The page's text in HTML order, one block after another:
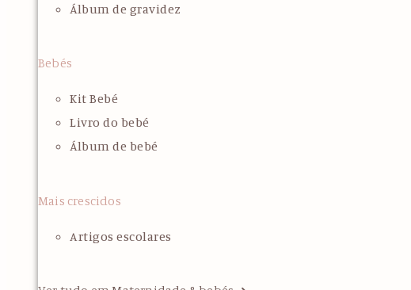
Álbum de gravidez
Bebés
Kit Bebé
Livro do bebé
Álbum de bebé
Mais crescidos
Artigos escolares